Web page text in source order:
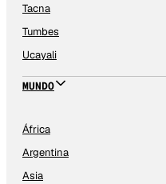
Tacna
Tumbes
Ucayali
MUNDO
África
Argentina
Asia